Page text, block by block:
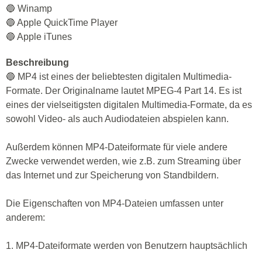
🔵 Winamp
🔵 Apple QuickTime Player
🔵 Apple iTunes
Beschreibung
🔵 MP4 ist eines der beliebtesten digitalen Multimedia-
Formate. Der Originalname lautet MPEG-4 Part 14. Es ist
eines der vielseitigsten digitalen Multimedia-Formate, da es
sowohl Video- als auch Audiodateien abspielen kann.
Außerdem können MP4-Dateiformate für viele andere
Zwecke verwendet werden, wie z.B. zum Streaming über
das Internet und zur Speicherung von Standbildern.
Die Eigenschaften von MP4-Dateien umfassen unter
anderem:
1. MP4-Dateiformate werden von Benutzern hauptsächlich